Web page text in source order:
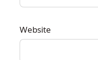
Website